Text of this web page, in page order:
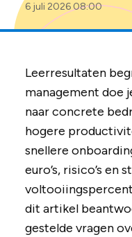
by:
6 juli 2026 08:00
Leerresultaten
management doe
naar concrete
hogere
snellere
euro’s, risico’s en
dit artikel
gestelde vragen